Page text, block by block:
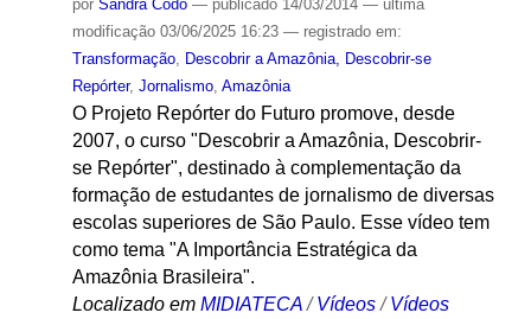
por Sandra Codo — publicado14/03/2014 — última
modificação03/06/2025 16:23 — registrado em:
Transformação, Descobrir a Amazônia, Descobrir-se
Repórter, Jornalismo, Amazônia
O Projeto Repórter do Futuro promove, desde
2007, o curso "Descobrir a Amazônia, Descobrir-
se Repórter", destinado à complementação da
formação de estudantes de jornalismo de diversas
escolas superiores de São Paulo. Esse vídeo tem
como tema "A Importância Estratégica da
Amazônia Brasileira".
Localizado em MIDIATECA /Vídeos /Vídeos